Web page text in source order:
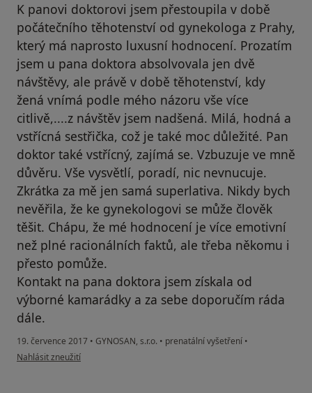
K panovi doktorovi jsem přestoupila v době
počátečního těhotenství od gynekologa z Prahy,
který má naprosto luxusní hodnocení. Prozatím
jsem u pana doktora absolvovala jen dvě
návštěvy, ale právě v době těhotenství, kdy
žená vnímá podle mého názoru vše více
citlivě,....z návštěv jsem nadšená. Milá, hodná a
vstřícná sestřička, což je také moc důležité. Pan
doktor také vstřícný, zajímá se. Vzbuzuje ve mně
důvěru. Vše vysvětlí, poradí, nic nevnucuje.
Zkrátka za mě jen samá superlativa. Nikdy bych
nevěřila, že ke gynekologovi se může člověk
těšit. Chápu, že mé hodnocení je více emotivní
než plné racionálních faktů, ale třeba někomu i
přesto pomůže.
Kontakt na pana doktora jsem získala od
výborné kamarádky a za sebe doporučím ráda
dále.
19. července 2017 • GYNOSAN, s.r.o. • prenatální vyšetření •
podle názoru uživatele Váš účet byl odstraněn
Nahlásit zneužití